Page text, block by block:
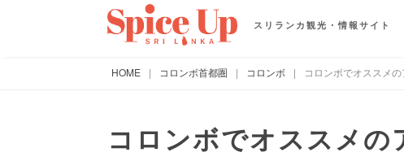
スリランカ観光・情報サイト
HOME | コロンボ首都圏 | コロンボ | コロンボでオススメ
コロンボでオススメ